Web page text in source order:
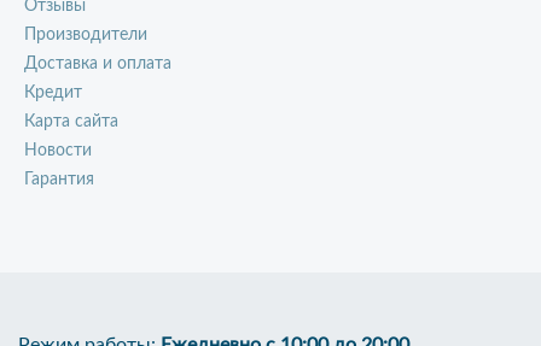
Отзывы
Производители
Доставка и оплата
Кредит
Карта сайта
Новости
Гарантия